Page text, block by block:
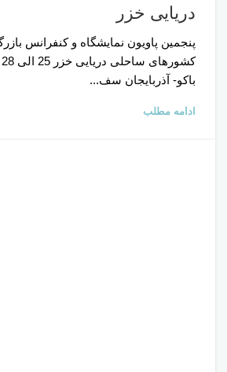
دریایی خزر
پنجمین پاویون نمایشگاه و کنفرانس
باکو- آذربایجان سف...
ادامه مطلب